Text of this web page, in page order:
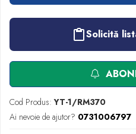
Conectori gaze medicinale
Componente statii gaze
Dispozitive si sisteme de prindere /
Rampa gaze medicale pat pacient
Rampa iluminat alarmare
Solicită
Cod Produs: YT-1/RM370
Ai nevoie de ajutor? 0731006797